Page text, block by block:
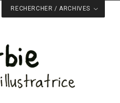
RECHERCHER / ARCHIVES